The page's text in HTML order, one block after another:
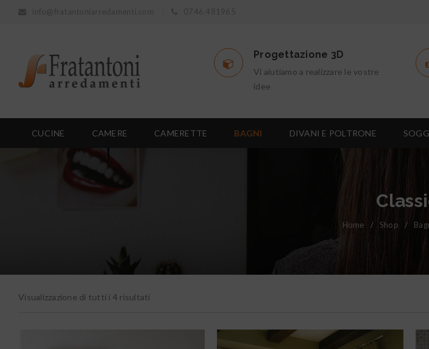
Progettazione 3D
Vi aiutiamo a realizzare le vostre
idee
CUCINE CAMERE CAMERETTE BAGNI DIVANI E POLTRONE
Home / Shop /
Visualizzazione di tutti i 4 risultati